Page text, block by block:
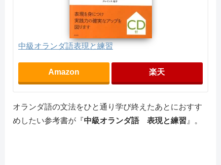
中級オランダ語表現と練習
Amazon 楽天
オランダ語の文法をひと通り学び終えたあとにおすす
めしたい参考書が『中級オランダ語 表現と練習』。